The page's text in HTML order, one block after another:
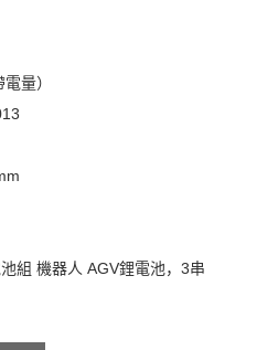
量）
組 機器人 AGV鋰電池，3串